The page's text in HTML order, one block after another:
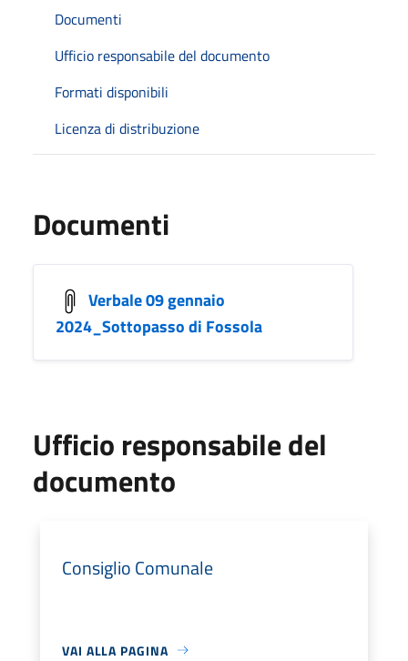
Documenti
Ufficio responsabile del documento
Formati disponibili
Licenza di distribuzione
Documenti
Verbale 09 gennaio
2024_Sottopasso di Fossola
Ufficio responsabile del
documento
Consiglio Comunale
VAI ALLA PAGINA